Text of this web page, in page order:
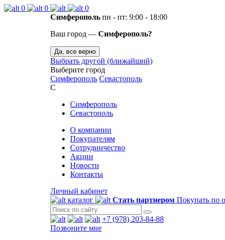
0 0
0
Симферополь пн - пт: 9:00 - 18:00
Ваш город — Симферополь?
Да, все верно
Выбрать другой (ближайший)
Выберите город
Симферополь Севастополь
С
Симферополь
Севастополь
О компании
Покупателям
Сотрудничество
Акции
Новости
Контакты
Личный кабинет
каталог
Стать партнером Покупать по
+7 (978) 203-84-88
Позвоните мне